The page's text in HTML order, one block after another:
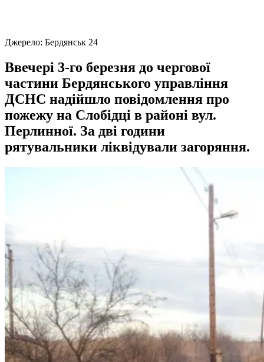
Джерело: Бердянськ 24
Ввечері 3-го березня до чергової
частини Бердянського управління
ДСНС надійшло повідомлення про
пожежу на Слобідці в районі вул.
Перлинної. За дві години
рятувальники ліквідували загоряння.